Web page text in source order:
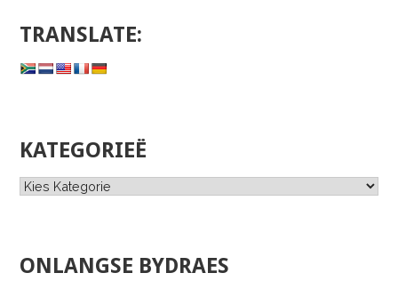
TRANSLATE:
KATEGORIEË
Kategorieë
ONLANGSE BYDRAES